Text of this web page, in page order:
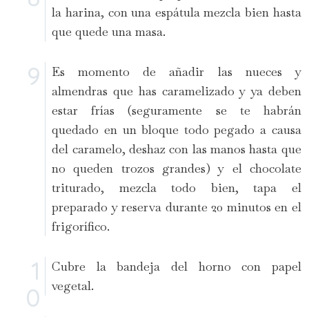
la harina, con una espátula mezcla bien hasta
que quede una masa.
Es momento de añadir las nueces y
almendras que has caramelizado y ya deben
estar frías (seguramente se te habrán
quedado en un bloque todo pegado a causa
del caramelo, deshaz con las manos hasta que
no queden trozos grandes) y el chocolate
triturado, mezcla todo bien, tapa el
preparado y reserva durante 20 minutos en el
frigorífico.
Cubre la bandeja del horno con papel
vegetal.